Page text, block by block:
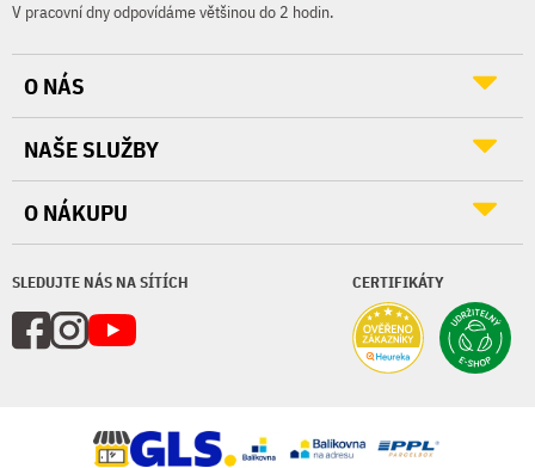
V pracovní dny odpovídáme většinou do 2 hodin.
SLEDUJTE NÁS NA SÍTÍCH CERTIFIKÁTY
O NÁS
NAŠE SLUŽBY
O NÁKUPU